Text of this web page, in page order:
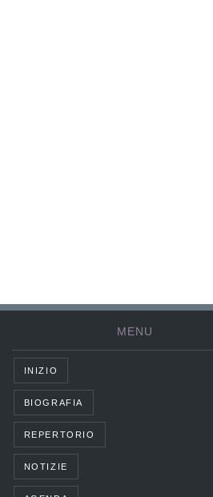
MENU
INIZIO
BIOGRAFIA
REPERTORIO
NOTIZIE